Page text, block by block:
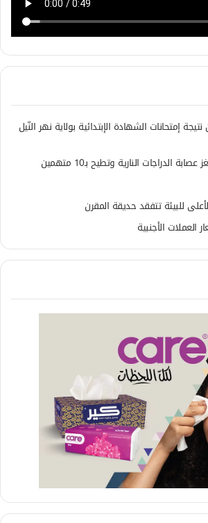
إمتحانات الشهادة الإبتدائية بولاية نهر النّيل
الدراجات النارية وتطيح بـ10 متهمين
للبيئة تتفقد حديقة المقرن
العملات الأجنبية